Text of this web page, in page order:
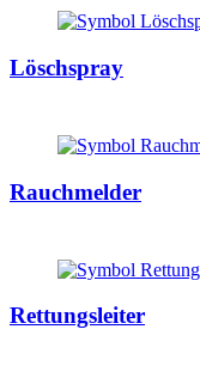
Löschspray
Rauchmelder
Rettungsleiter